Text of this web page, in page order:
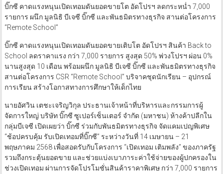
บิ๊กซี คาดแรงหนุนเปิดเทอมดันยอดขายโต อัดโปรฯ ลดกระหน่ำ 7,000
รายการ ผนึก มูลนิธิ บีเจซี บิ๊กซี และพันธมิตรทางธุรกิจ สานต่อโครงการ
“Remote School”
บิ๊กซี คาดแรงหนุนเปิดเทอมดันยอดขายเติบโต อัดโปรฯ สินค้า Back to
School ลดราคาแรง กว่า 7,000 รายการ สูงสุด 50% พ่วงโปรฯ ผ่อน 0%
นานสูงสุด 10 เดือน พร้อมผนึก มูลนิธิ บีเจซี บิ๊กซี และพันธมิตรทางธุรกิจ
สานต่อโครงการ CSR “Remote School” บริจาคชุดนักเรียน – อุปกรณ์
การเรียน สร้างโอกาสทางการศึกษาให้เด็กไทย
นายอัศวิน เตชะเจริญวิกุล ประธานเจ้าหน้าที่บริหารและกรรมการผู้
จัดการใหญ่ บริษัท บิ๊กซี ซูเปอร์เซ็นเตอร์ จำกัด (มหาชน) ห้างค้าปลีกใน
กลุ่มบีเจซี เปิดเผยว่า บิ๊กซี ร่วมกับพันธมิตรทางธุรกิจ จัดแคมเปญพิเศษ
“ช้อปครบคุ้ม รับเปิดเทอมที่บิ๊กซี” ระหว่างวันที่ 14 เมษายน – 21
พฤษภาคม 2568 เพื่อสอดรับกับโครงการ “เปิดเทอม เติมพลัง” ของภาครัฐ
รวมถึงกระตุ้นยอดขาย และช่วยแบ่งเบาภาระค่าใช้จ่ายของผู้ปกครองใน
ช่วงเปิดเทอม ผ่านการจัดโปรโมชั่นสินค้าราคาพิเศษ กว่า 7,000 รายการ